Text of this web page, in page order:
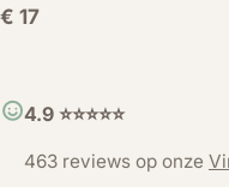
Normale
€ 17
4.9 ⭐️⭐️⭐️⭐️⭐️
463 reviews op onze